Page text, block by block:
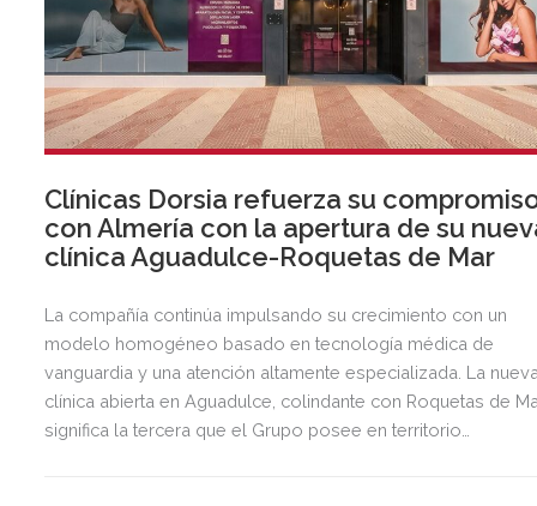
Clínicas Dorsia refuerza su
con Almería con la apertura de su
clínica Aguadulce-Roquetas de Mar
La compañía continúa impulsando su crecimiento con un
modelo homogéneo basado en tecnología médica de
vanguardia y una atención altamente especializada. La
clínica abierta en Aguadulce, colindante con Roquetas de
significa la tercera que el Grupo posee en territorio